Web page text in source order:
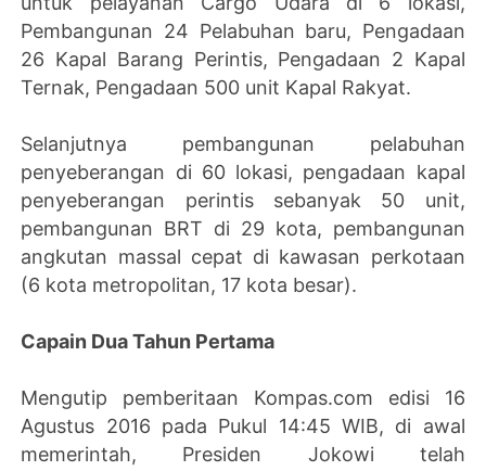
Pembangunan 24 Pelabuhan baru, Pengadaan
26 Kapal Barang Perintis, Pengadaan 2 Kapal
Ternak, Pengadaan 500 unit Kapal Rakyat.
Selanjutnya pembangunan pelabuhan
penyeberangan di 60 lokasi, pengadaan kapal
penyeberangan perintis sebanyak 50 unit,
pembangunan BRT di 29 kota, pembangunan
angkutan massal cepat di kawasan perkotaan
(6 kota metropolitan, 17 kota besar).
Capain Dua Tahun Pertama
Mengutip pemberitaan Kompas.com edisi 16
Agustus 2016 pada Pukul 14:45 WIB, di awal
memerintah, Presiden Jokowi telah